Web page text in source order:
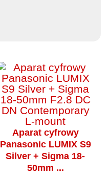
Aparat cyfrowy
Panasonic LUMIX S9
Silver + Sigma 18-
50mm ...